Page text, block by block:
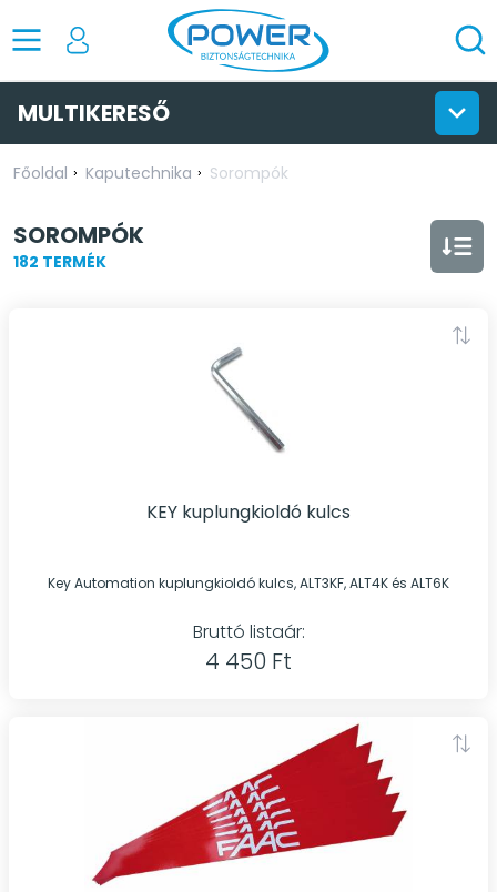
MULTIKERESŐ
Főoldal Kaputechnika Sorompók
SOROMPÓK
182 TERMÉK
KEY kuplungkioldó kulcs
Key Automation kuplungkioldó kulcs, ALT3KF, ALT4K és ALT6K
Bruttó listaár:
4 450 Ft